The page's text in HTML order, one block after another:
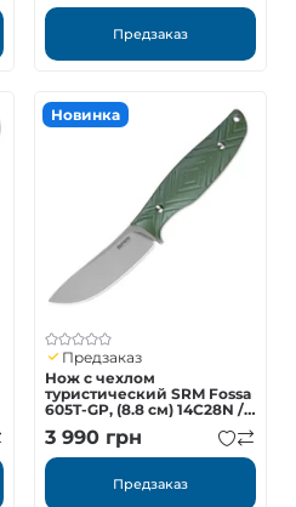
Предзаказ
Новинка
Предзаказ
Нож с чехлом
туристический SRM Fossa
605T-GP, (8.8 см) 14C28N /
G10 зеленый
3 990 грн
Предзаказ